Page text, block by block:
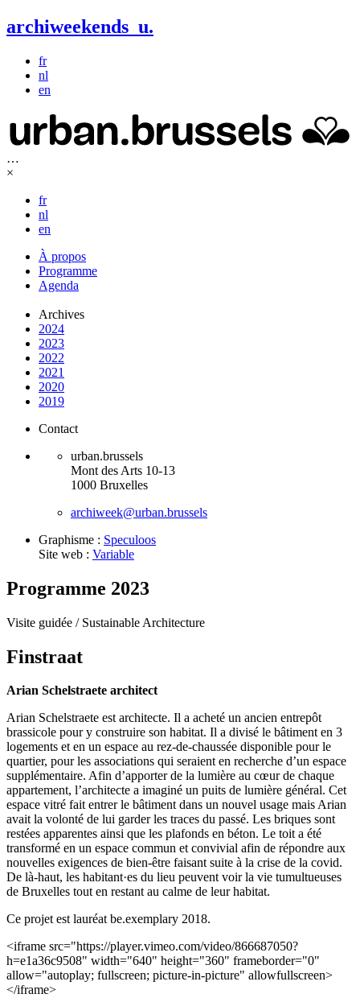
archiweekends u.
fr
nl
en
…
×
fr
nl
en
À propos
Programme
Agenda
Archives
2024
2023
2022
2021
2020
2019
Contact
urban.brussels
Mont des Arts 10-13
1000 Bruxelles
archiweek@urban.brussels
Graphisme : Speculoos
Site web : Variable
Programme 2023
Visite guidée / Sustainable Architecture
Finstraat
Arian Schelstraete architect
Arian Schelstraete est architecte. Il a acheté un ancien entrepôt
brassicole pour y construire son habitat. Il a divisé le bâtiment en 3
logements et en un espace au rez-de-chaussée disponible pour le
quartier, pour les associations qui seraient en recherche d’un espace
supplémentaire. Afin d’apporter de la lumière au cœur de chaque
appartement, l’architecte a imaginé un puits de lumière général. Cet
espace vitré fait entrer le bâtiment dans un nouvel usage mais Arian
avait la volonté de lui garder les traces du passé. Les briques sont
restées apparentes ainsi que les plafonds en béton. Le toit a été
transformé en un espace commun et convivial afin de répondre aux
nouvelles exigences de bien-être faisant suite à la crise de la covid.
De là-haut, les habitant·es du lieu peuvent voir la vie tumultueuses
de Bruxelles tout en restant au calme de leur habitat.
Ce projet est lauréat be.exemplary 2018.
<iframe src="https://player.vimeo.com/video/866687050?
h=e1a36c9508" width="640" height="360" frameborder="0"
allow="autoplay; fullscreen; picture-in-picture" allowfullscreen>
</iframe>